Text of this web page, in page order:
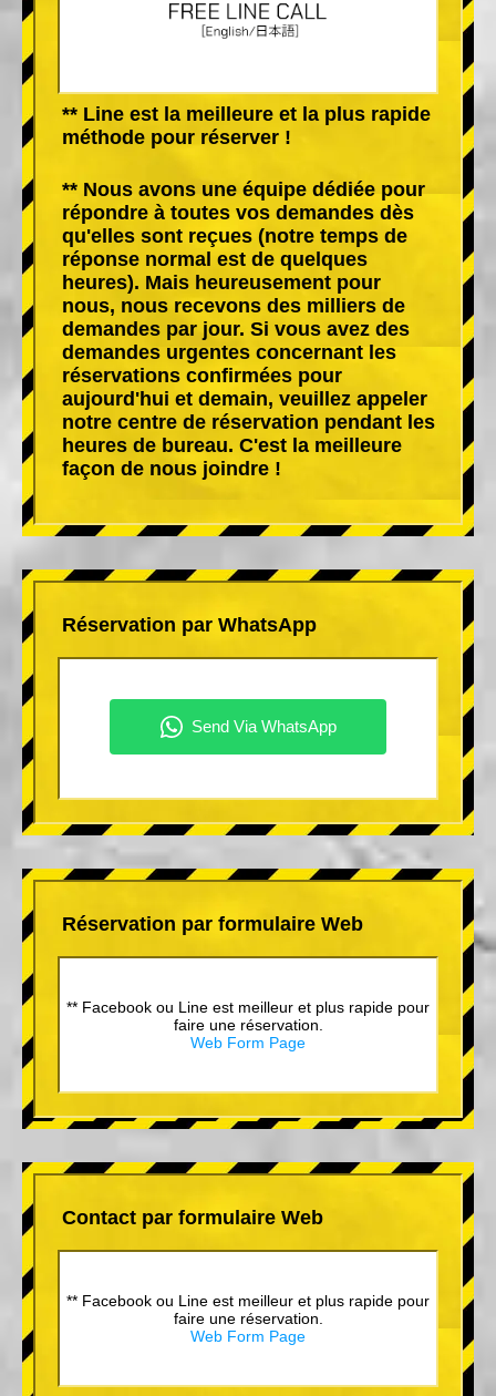
** Line est la meilleure et la plus rapide
méthode pour réserver !
** Nous avons une équipe dédiée pour
répondre à toutes vos demandes dès
qu'elles sont reçues (notre temps de
réponse normal est de quelques
heures). Mais heureusement pour
nous, nous recevons des milliers de
demandes par jour. Si vous avez des
demandes urgentes concernant les
réservations confirmées pour
aujourd'hui et demain, veuillez appeler
notre centre de réservation pendant les
heures de bureau. C'est la meilleure
façon de nous joindre !
Réservation par WhatsApp
Réservation par formulaire Web
** Facebook ou Line est meilleur et plus rapide pour
faire une réservation.
Web Form Page
Contact par formulaire Web
** Facebook ou Line est meilleur et plus rapide pour
faire une réservation.
Web Form Page